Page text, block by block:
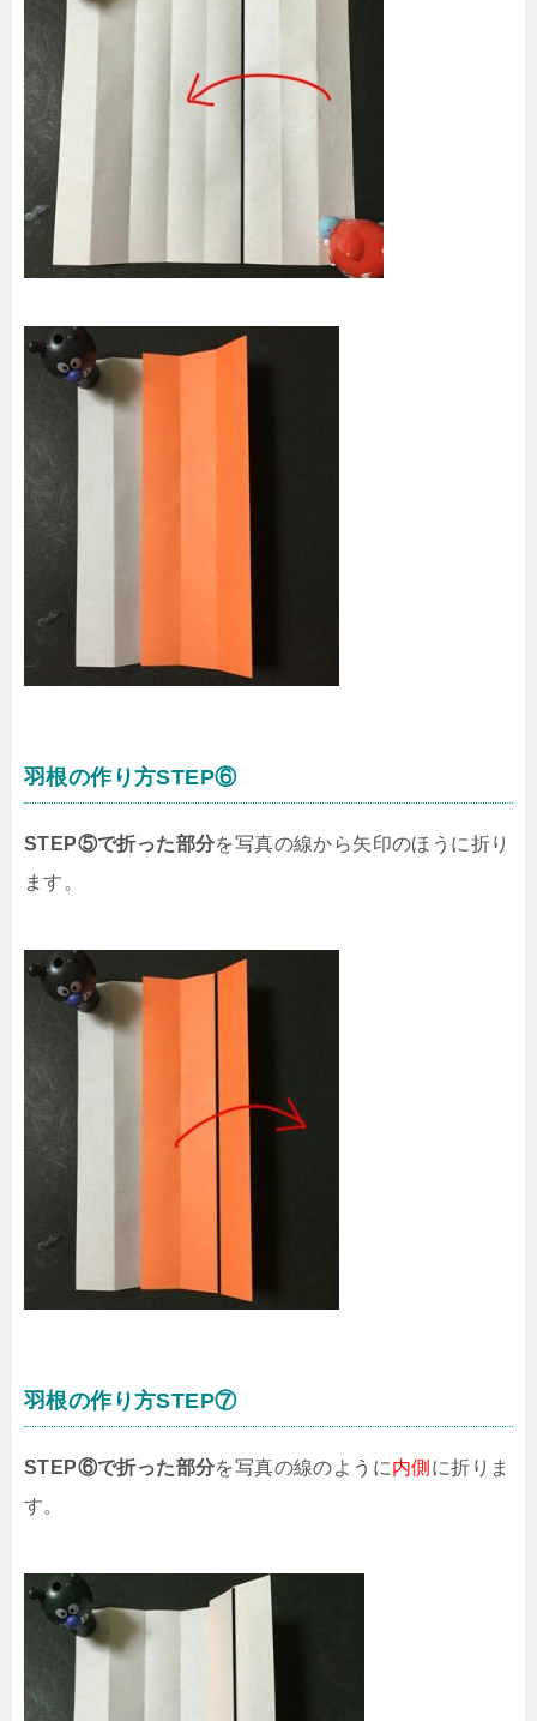
羽根の作り方STEP⑥
STEP⑤で折った部分を写真の線から矢印のほうに折り
ます。
羽根の作り方STEP⑦
STEP⑥で折った部分を写真の線のように内側 に折りま
す。